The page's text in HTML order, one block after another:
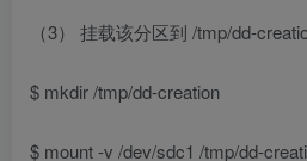
（3） 挂载该分区到 /tmp/dd-
$ mkdir /tmp/dd-creation
$ mount -v /dev/sdc1 /tmp/dd-